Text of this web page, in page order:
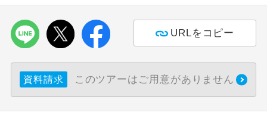
URLをコピー
資料請求 このツアーはご用意がありません